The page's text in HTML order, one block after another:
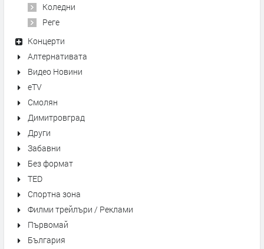
Коледни
Реге
Концерти
Алтернативата
Видео Новини
eTV
Смолян
Димитровград
Други
Забавни
Без формат
TED
Спортна зона
Филми трейлъри / Реклами
Първомай
България